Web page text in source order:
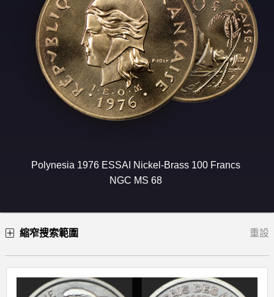
Polynesia 1976 ESSAI Nickel-Brass 100 Francs
NGC MS 68
縮窄搜索範圍 重設